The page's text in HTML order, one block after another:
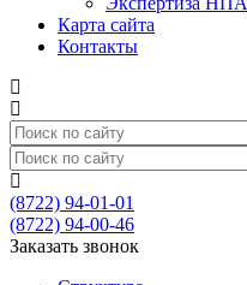
Карта сайта
Контакты
(8722) 94-01-01
(8722) 94-00-46
Заказать звонок